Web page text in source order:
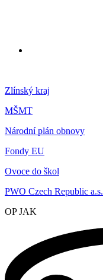
Zlínský kraj
MŠMT
Národní plán obnovy
Fondy EU
Ovoce do škol
PWO Czech Republic a.s.
OP JAK